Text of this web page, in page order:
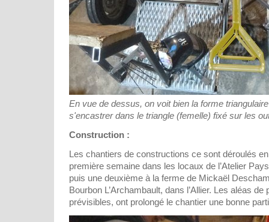
En vue de dessus, on voit bien la forme
s'encastrer dans le triangle (femelle) fixé sur les
Construction :
Les chantiers de constructions ce sont déroulés
première semaine dans les locaux de l’Atelier
puis une deuxième à la ferme de Mickaël
Bourbon L’Archambault, dans l’Allier. Les aléas
prévisibles, ont prolongé le chantier une bonne